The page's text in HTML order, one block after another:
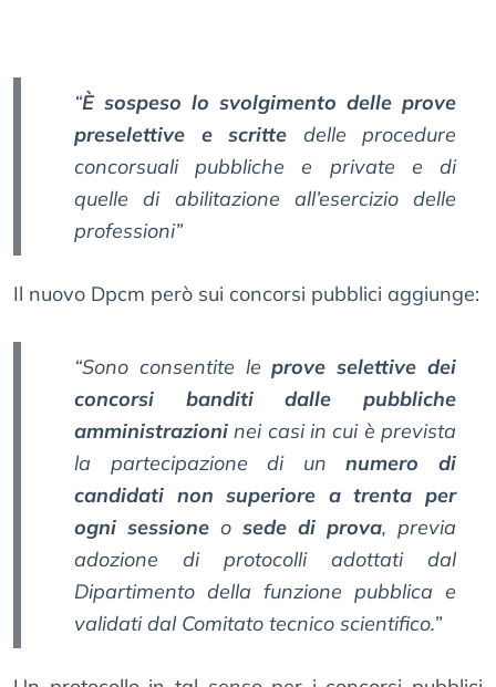
“È sospeso lo svolgimento delle prove
preselettive e scritte delle procedure
concorsuali pubbliche e private e di
quelle di abilitazione all’esercizio delle
professioni”
Il nuovo Dpcm però sui concorsi pubblici aggiunge:
“Sono consentite leprove selettive dei
concorsi banditi dalle pubbliche
amministrazioni nei casi in cui è prevista
la partecipazione di unnumero di
candidati non superiore a trenta per
ogni sessione o sede di prova, previa
adozione di protocolli adottati dal
Dipartimento della funzione pubblica e
validati dal Comitato tecnico scientifico.”